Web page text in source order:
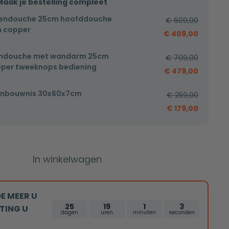
je bestelling compleet
25cm hoofddouche
copper
€609,00
€ 409,00
met wandarm 25cm
tweeknops bediening
€709,00
€ 479,00
30x60x7cm €259,00
€ 179,00
In winkelwagen
MEER U
U
25
dagen
19
uren
1
minuten
2
seconden